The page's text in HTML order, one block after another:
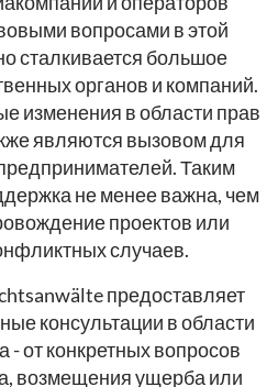
вопросами в этой
сталкивается большое
органов и компаний.
изменения в области прав
являются вызовом для
Таким
не менее важна, чем
проектов или
случаев.
предоставляет
консультации в области
- от конкретных вопросов
возмещения ущерба или